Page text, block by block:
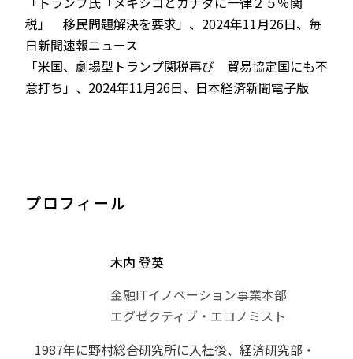
税」 移民問題解決を要求」、2024年11月26日、毎
日新聞速報ニュース
「米国、劇場型トランプ関税再び 貿易協定国にも不
意打ち」、2024年11月26日、日本経済新聞電子版
プロフィール
木内 登英
金融ITイノベーション事業本部
エグゼクティブ・エコノミスト
1987年に野村総合研究所に入社後、経済研究部・